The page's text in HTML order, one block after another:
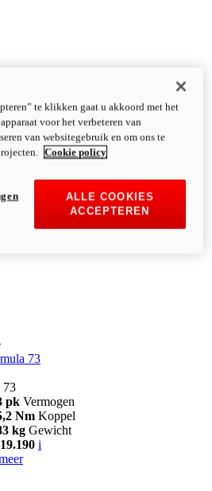
73
73
pk Vermogen
Nm Koppel
kg Gewicht
i
te klikken gaat u akkoord met het
voor het verbeteren van
van websitegebruik en om ons te
Cookie policy
ALLE COOKIES
ACCEPTEREN